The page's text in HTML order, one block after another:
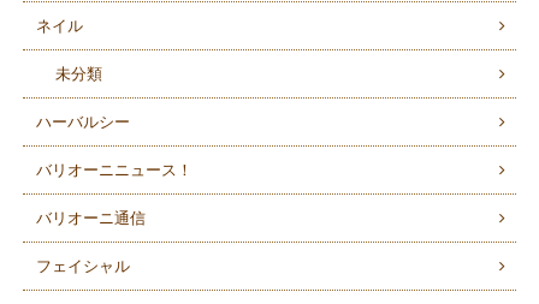
ネイル
未分類
ハーバルシー
バリオーニニュース！
バリオーニ通信
フェイシャル